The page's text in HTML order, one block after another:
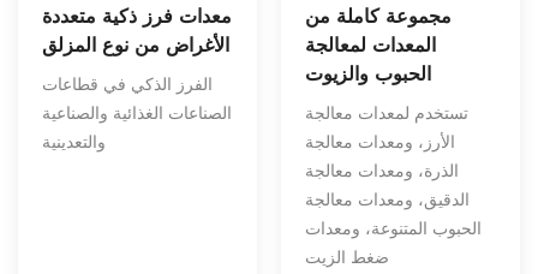
معدات فرز ذكية متعددة
الأغراض من نوع المزلق
الفرز الذكي في قطاعات
الصناعات الغذائية والصناعية
والتعدينية
مجموعة كاملة من
المعدات لمعالجة
الحبوب والزيوت
تستخدم لمعدات معالجة
الأرز، ومعدات معالجة
الذرة، ومعدات معالجة
الدقيق، ومعدات معالجة
الحبوب المتنوعة، ومعدات
ضغط الزيت